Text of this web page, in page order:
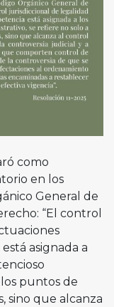
como
en los
General de
“El control
asignada a
puntos de
sino que alcanza